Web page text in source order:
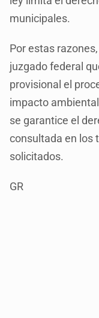
municipales.
Por estas
juzgado federal
provisional el
impacto
se garantice el
consultada en los
solicitados.
GR